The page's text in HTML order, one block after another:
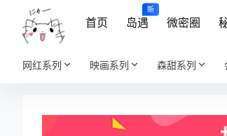
首页 岛遇
新
微密圈
网红系列 映画系列 森甜系列